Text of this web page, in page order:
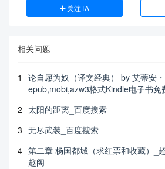
关注TA
相关问题
1
论自愿为奴（译文经典） by 艾蒂安
epub,mobi,azw3格式Kindle电子书免
2 太阳的距离_百度搜索
3 无尽武装_百度搜索
4 第二章 杨国都城（求红票和收藏）_
趣阁